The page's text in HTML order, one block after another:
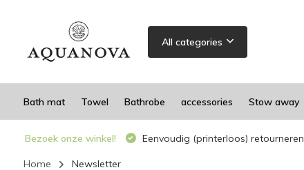
All categories
Bath mat Towel Bathrobe accessories Stow away
Bezoek onze winkel! Eenvoudig (printerloos) retourneren
Home Newsletter